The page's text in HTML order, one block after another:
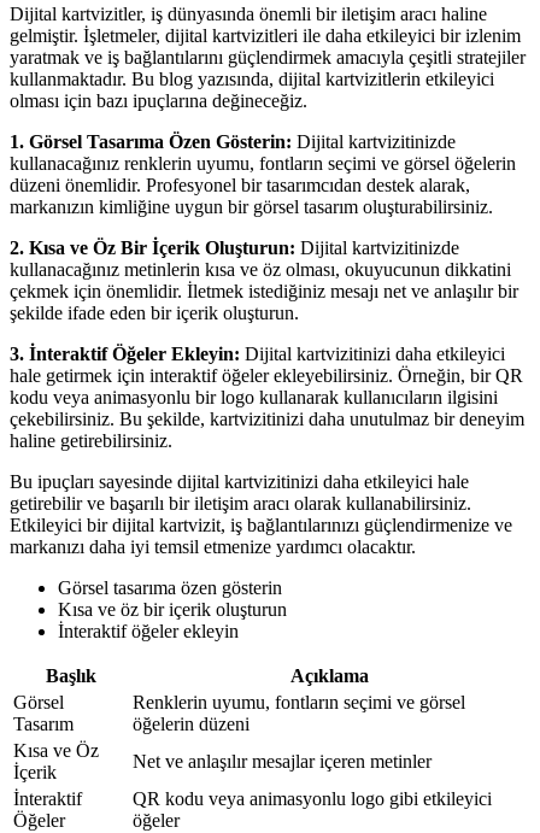
Dijital kartvizitler, iş dünyasında önemli bir iletişim aracı haline
gelmiştir. İşletmeler, dijital kartvizitleri ile daha etkileyici bir izlenim
yaratmak ve iş bağlantılarını güçlendirmek amacıyla çeşitli stratejiler
kullanmaktadır. Bu blog yazısında, dijital kartvizitlerin etkileyici
olması için bazı ipuçlarına değineceğiz.
1. Görsel Tasarıma Özen Gösterin: Dijital kartvizitinizde
kullanacağınız renklerin uyumu, fontların seçimi ve görsel öğelerin
düzeni önemlidir. Profesyonel bir tasarımcıdan destek alarak,
markanızın kimliğine uygun bir görsel tasarım oluşturabilirsiniz.
2. Kısa ve Öz Bir İçerik Oluşturun: Dijital kartvizitinizde
kullanacağınız metinlerin kısa ve öz olması, okuyucunun dikkatini
çekmek için önemlidir. İletmek istediğiniz mesajı net ve anlaşılır bir
şekilde ifade eden bir içerik oluşturun.
3. İnteraktif Öğeler Ekleyin: Dijital kartvizitinizi daha etkileyici
hale getirmek için interaktif öğeler ekleyebilirsiniz. Örneğin, bir QR
kodu veya animasyonlu bir logo kullanarak kullanıcıların ilgisini
çekebilirsiniz. Bu şekilde, kartvizitinizi daha unutulmaz bir deneyim
haline getirebilirsiniz.
Bu ipuçları sayesinde dijital kartvizitinizi daha etkileyici hale
getirebilir ve başarılı bir iletişim aracı olarak kullanabilirsiniz.
Etkileyici bir dijital kartvizit, iş bağlantılarınızı güçlendirmenize ve
markanızı daha iyi temsil etmenize yardımcı olacaktır.
Görsel tasarıma özen gösterin
Kısa ve öz bir içerik oluşturun
İnteraktif öğeler ekleyin
Başlık
Açıklama
Görsel
Tasarım
Renklerin uyumu, fontların seçimi ve görsel
öğelerin düzeni
Kısa ve Öz
İçerik
Net ve anlaşılır mesajlar içeren metinler
İnteraktif
Öğeler
QR kodu veya animasyonlu logo gibi etkileyici
öğeler